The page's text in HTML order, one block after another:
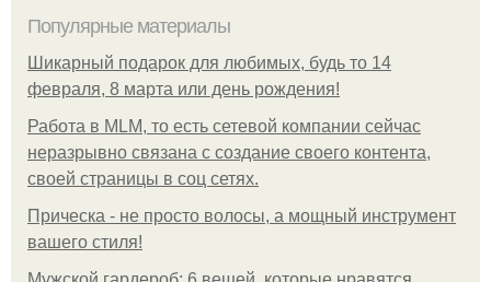
Популярные материалы
Шикарный подарок для любимых, будь то 14
февраля, 8 марта или день рождения!
Работа в MLM, то есть сетевой компании сейчас
неразрывно связана с создание своего контента,
своей страницы в соц сетях.
Прическа - не просто волосы, а мощный инструмент
вашего стиля!